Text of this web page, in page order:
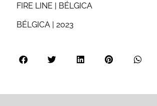
FIRE LINE | BÉLGICA
BÉLGICA | 2023